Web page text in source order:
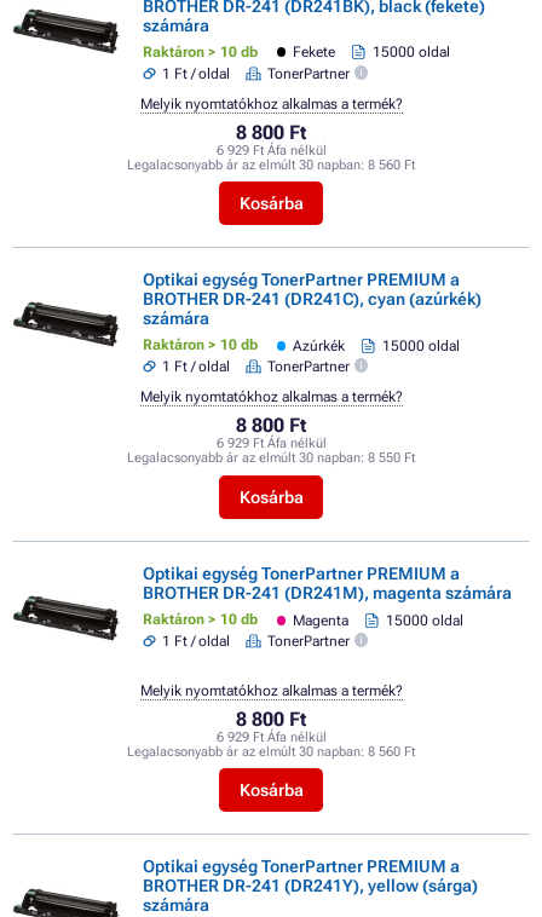
BROTHER DR-241 (DR241BK), black (fekete)
számára
Raktáron > 10 db Fekete
15000 oldal
1 Ft / oldal
TonerPartner
8 800 Ft
6 929 Ft Áfa nélkül
Legalacsonyabb ár az elmúlt 30 napban: 8 560 Ft
Kosárba
Melyik nyomtatókhoz alkalmas a termék?
Optikai egység TonerPartner PREMIUM a
BROTHER DR-241 (DR241C), cyan (azúrkék)
számára
Raktáron > 10 db Azúrkék
15000 oldal
1 Ft / oldal
TonerPartner
8 800 Ft
6 929 Ft Áfa nélkül
Legalacsonyabb ár az elmúlt 30 napban: 8 550 Ft
Kosárba
Melyik nyomtatókhoz alkalmas a termék?
Optikai egység TonerPartner PREMIUM a
BROTHER DR-241 (DR241M), magenta számára
Raktáron > 10 db Magenta
15000 oldal
1 Ft / oldal
TonerPartner
8 800 Ft
6 929 Ft Áfa nélkül
Legalacsonyabb ár az elmúlt 30 napban: 8 560 Ft
Kosárba
Melyik nyomtatókhoz alkalmas a termék?
Optikai egység TonerPartner PREMIUM a
BROTHER DR-241 (DR241Y), yellow (sárga)
számára